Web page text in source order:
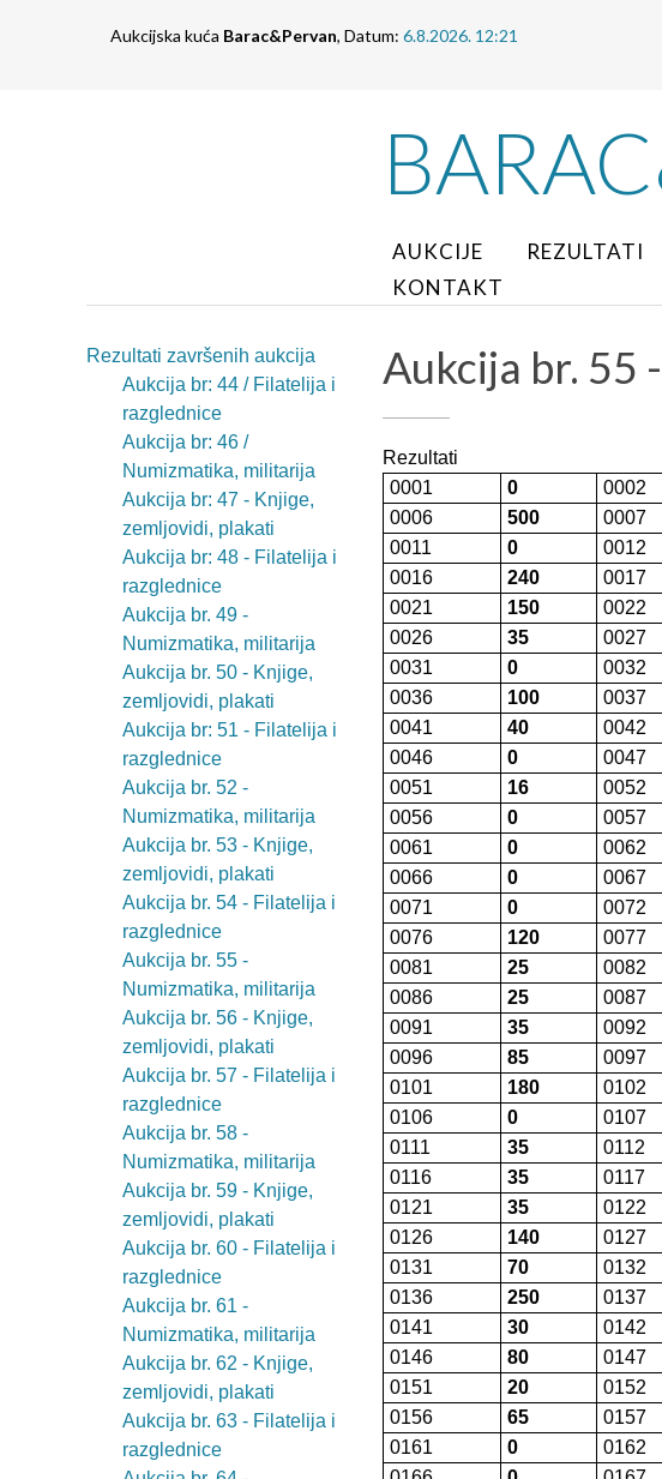
Aukcijska kuća Barac&Pervan, Datum: 6.8.2026. 12:21
AUKCIJE REZULTATI
KONTAKT
Rezultati završenih aukcija
Aukcija br: 44 / Filatelija i
razglednice
Aukcija br: 46 /
Numizmatika, militarija
Aukcija br: 47 - Knjige,
zemljovidi, plakati
Aukcija br: 48 - Filatelija i
razglednice
Aukcija br. 49 -
Numizmatika, militarija
Aukcija br. 50 - Knjige,
zemljovidi, plakati
Aukcija br: 51 - Filatelija i
razglednice
Aukcija br. 52 -
Numizmatika, militarija
Aukcija br. 53 - Knjige,
zemljovidi, plakati
Aukcija br. 54 - Filatelija i
razglednice
Aukcija br. 55 -
Numizmatika, militarija
Aukcija br. 56 - Knjige,
zemljovidi, plakati
Aukcija br. 57 - Filatelija i
razglednice
Aukcija br. 58 -
Numizmatika, militarija
Aukcija br. 59 - Knjige,
zemljovidi, plakati
Aukcija br. 60 - Filatelija i
razglednice
Aukcija br. 61 -
Numizmatika, militarija
Aukcija br. 62 - Knjige,
zemljovidi, plakati
Aukcija br. 63 - Filatelija i
razglednice
Aukcija br. 55
Rezultati
0001
0 0002
0006
500 0007
0011
0 0012
0016
240 0017
0021
150 0022
0026
35 0027
0031
0 0032
0036
100 0037
0041
40 0042
0046
0 0047
0051
16 0052
0056
0 0057
0061
0 0062
0066
0 0067
0071
0 0072
0076
120 0077
0081
25 0082
0086
25 0087
0091
35 0092
0096
85 0097
0101
180 0102
0106
0 0107
0111
35 0112
0116
35 0117
0121
35 0122
0126
140 0127
0131
70 0132
0136
250 0137
0141
30 0142
0146
80 0147
0151
20 0152
0156
65 0157
0161
0 0162